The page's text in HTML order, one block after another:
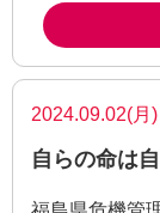
2024.09.02(月)
自らの命は